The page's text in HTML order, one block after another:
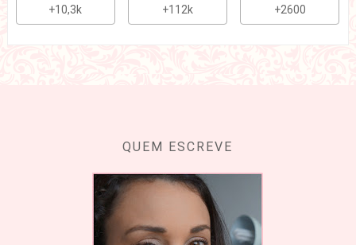
+10,3k +112k +2600
QUEM ESCREVE